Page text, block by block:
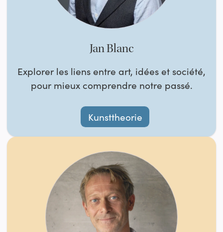
Jan Blanc
Explorer les liens entre art, idées et société,
pour mieux comprendre notre passé.
Kunsttheorie